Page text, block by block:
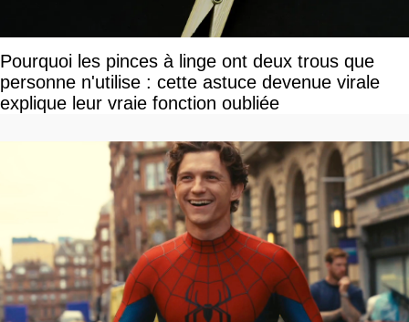
Pourquoi les pinces à linge ont deux trous que
personne n'utilise : cette astuce devenue virale
explique leur vraie fonction oubliée